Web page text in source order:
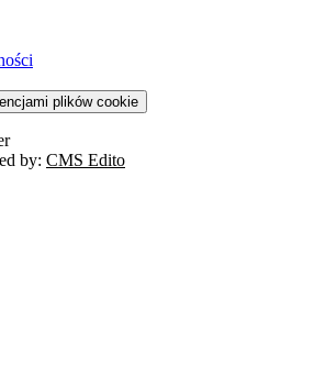
plików cookie
by: CMS Edito